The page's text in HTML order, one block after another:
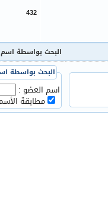
432
البحث بواسطة
البحث بواسطة
اسم العضو :
مطابقة